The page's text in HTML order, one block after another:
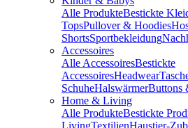
Alle ProdukteBestickte
TopsPullover & Hoodies
ShortsSportbekleidung
Accessoires
Alle AccessoiresBestickte
AccessoiresHeadwear
SchuheHalswärmerButtons
Home & Living
Alle ProdukteBestickte
LivingTextilienHaustier-